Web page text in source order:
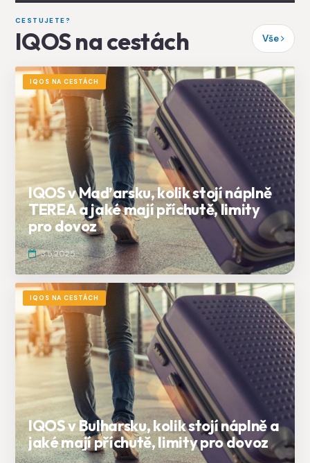
CESTUJETE?
IQOS na cestách Vše
IQOS NA CESTÁCH
IQOS v Maďarsku, kolik stojí náplně
TEREA a jaké mají příchutě, limity
pro dovoz
3.5.2025
IQOS NA CESTÁCH
IQOS v Bulharsku, kolik stojí náplně a
jaké mají příchutě, limity pro dovoz